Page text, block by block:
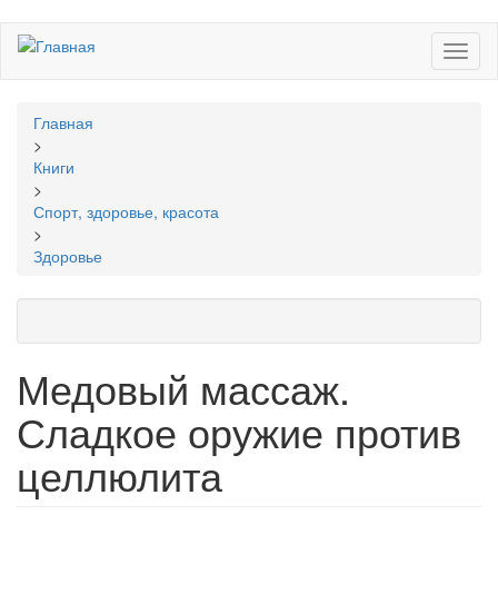
Перейти
основному
Вы
здесь
Главная
>
Книги
>
Спорт, здоровье, красота
>
Здоровье
Медовый массаж.
Сладкое оружие против
целлюлита